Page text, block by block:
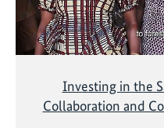
Investing in the
Collaboration and